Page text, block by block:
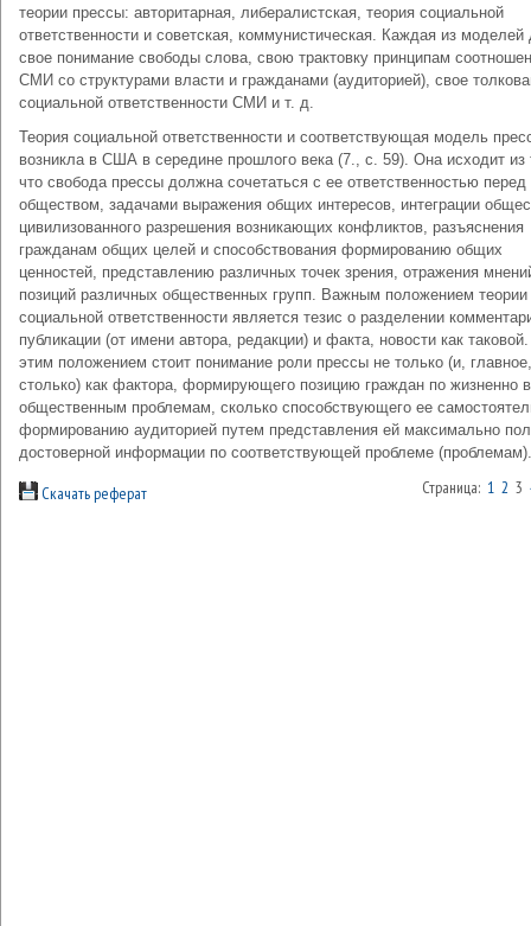
теории прессы: авторитарная, либералистская, теория социальной
ответственности и советская, коммунистическая. Каждая из моделей
свое понимание свободы слова, свою трактовку принципам
СМИ со структурами власти и гражданами (аудиторией), свое
социальной ответственности СМИ и т. д.
Теория социальной ответственности и соответствующая модель
возникла в США в середине прошлого века (7., с. 59). Она исходит из
что свобода прессы должна сочетаться с ее ответственностью перед
обществом, задачами выражения общих интересов, интеграции
цивилизованного разрешения возникающих конфликтов, разъяснения
гражданам общих целей и способствования формированию общих
ценностей, представлению различных точек зрения, отражения
позиций различных общественных групп. Важным положением теории
социальной ответственности является тезис о разделении
публикации (от имени автора, редакции) и факта, новости как
этим положением стоит понимание роли прессы не только (и,
столько) как фактора, формирующего позицию граждан по жизненно
общественным проблемам, сколько способствующего ее
формированию аудиторией путем представления ей максимально
достоверной информации по соответствующей проблеме (проблемам).
Скачать реферат Страница: 1 2 3